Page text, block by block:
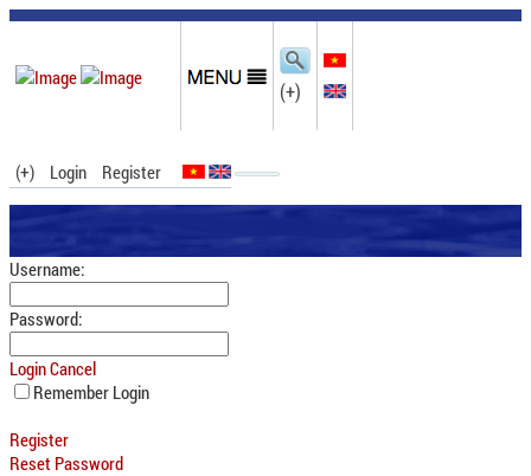
(+)
(+) Login Register
Username:
Password:
LoginCancel
Remember Login
Register
Reset Password